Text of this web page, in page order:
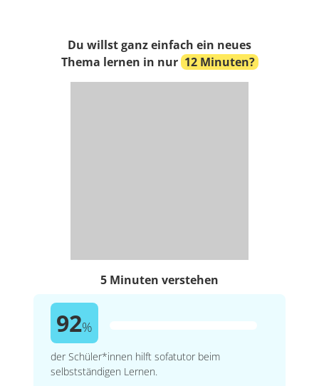
Du willst ganz einfach ein neues
Thema lernen in nur 12 Minuten?
5 Minuten verstehen
92%
der Schüler*innen hilft sofatutor beim
selbstständigen Lernen.